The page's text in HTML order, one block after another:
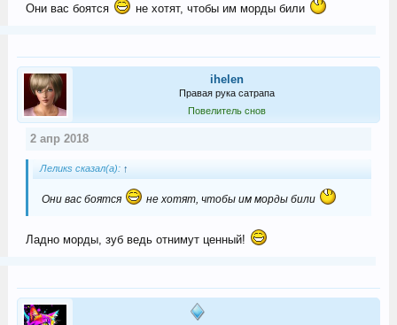
Они вас боятся не хотят, чтобы им морды били
ihelen
Правая рука сатрапа
Повелитель снов
2 апр 2018
Леликs сказал(а): ↑
Они вас боятся не хотят, чтобы им морды били
Ладно морды, зуб ведь отнимут ценный!